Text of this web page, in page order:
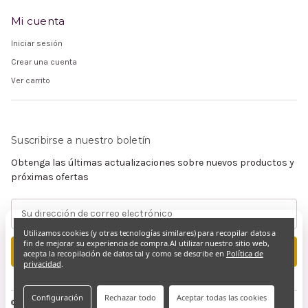
Mi cuenta
Iniciar sesión
Crear una cuenta
Ver carrito
Suscribirse a nuestro boletín
Obtenga las últimas actualizaciones sobre nuevos productos y
próximas ofertas
de
correo
electrónico
© 2026 Claramente Cristiano
Utilizamos cookies (y otras tecnologías similares) para recopilar datos a
fin de mejorar su experiencia de compra.Al utilizar nuestro sitio web,
acepta la recopilación de datos tal y como se describe en Política de
privacidad.
Configuración Rechazar todo Aceptar todas las cookies